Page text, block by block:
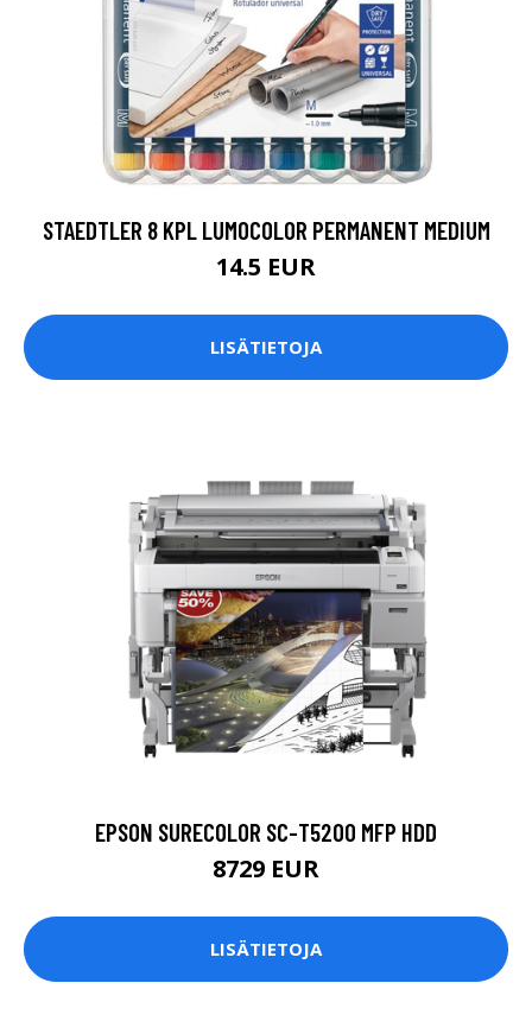
STAEDTLER 8 KPL LUMOCOLOR PERMANENT MEDIUM
14.5 EUR
LISÄTIETOJA
EPSON SURECOLOR SC-T5200 MFP HDD
8729 EUR
LISÄTIETOJA